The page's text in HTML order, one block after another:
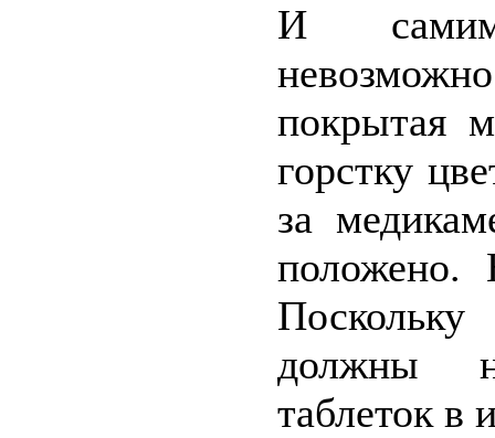
И самим
покрытая
горстку
за
положено.
должны
таблеток в